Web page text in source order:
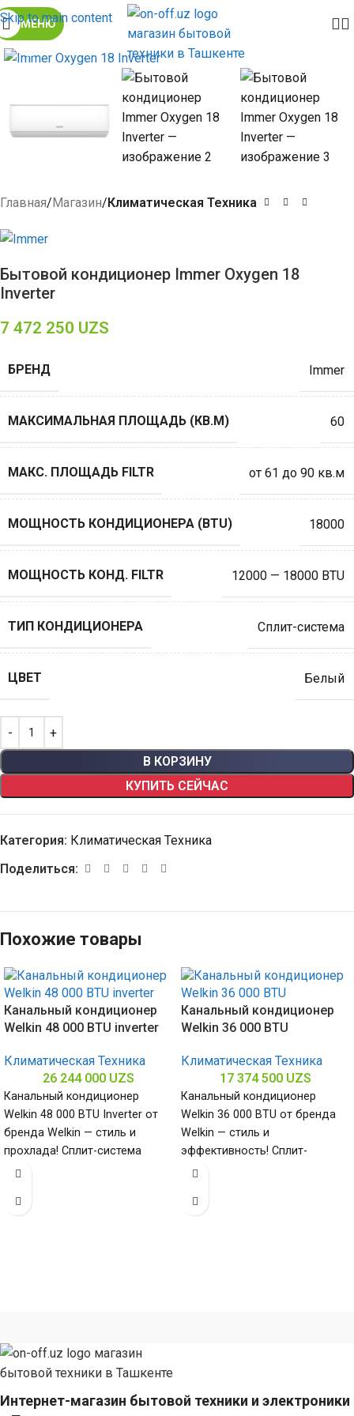
Skip to main content
МЕНЮ
Click to enlarge
Главная Магазин Климатическая Техника
Бытовой кондиционер Immer Oxygen 18
Inverter
7 472 250 UZS
БРЕНД Immer
МАКСИМАЛЬНАЯ ПЛОЩАДЬ (КВ.М) 60
МАКС. ПЛОЩАДЬ FILTR от 61 до 90 кв.м
МОЩНОСТЬ КОНДИЦИОНЕРА (BTU) 18000
МОЩНОСТЬ КОНД. FILTR 12000 — 18000 BTU
ТИП КОНДИЦИОНЕРА Сплит-система
ЦВЕТ Белый
В КОРЗИНУ
КУПИТЬ СЕЙЧАС
Категория: Климатическая Техника
Поделиться:
Похожие товары
Канальный кондиционер
Welkin 48 000 BTU inverter
Климатическая Техника
26 244 000 UZS
Канальный кондиционер
Welkin 48 000 BTU Inverter от
бренда Welkin — стиль и
прохлада! Сплит-система
мощностью 48000 БТЕ для
Канальный кондиционер
Welkin 36 000 BTU
Климатическая Техника
17 374 500 UZS
Канальный кондиционер
Welkin 36 000 BTU от бренда
Welkin — стиль и
эффективность! Сплит-
система мощностью 36000
Интернет-магазин бытовой техники и электроники